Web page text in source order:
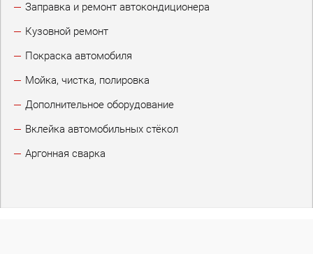
Заправка и ремонт автокондиционера
Кузовной ремонт
Покраска автомобиля
Мойка, чистка, полировка
Дополнительное оборудование
Вклейка автомобильных стёкол
Аргонная сварка